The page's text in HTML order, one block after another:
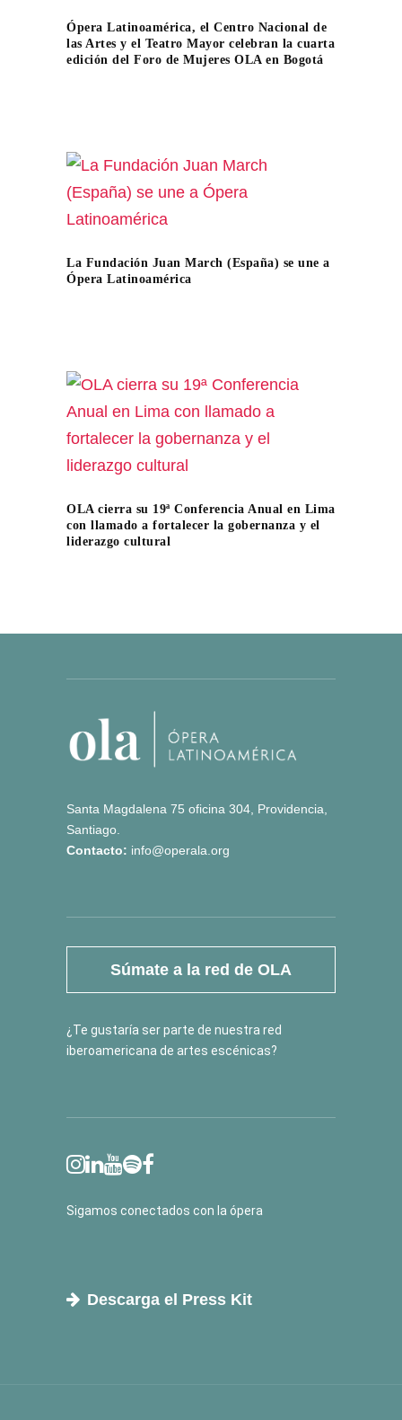
Ópera Latinoamérica, el Centro Nacional de
las Artes y el Teatro Mayor celebran la cuarta
edición del Foro de Mujeres OLA en Bogotá
La Fundación Juan March (España) se une a
Ópera Latinoamérica
OLA cierra su 19ª Conferencia Anual en Lima
con llamado a fortalecer la gobernanza y el
liderazgo cultural
Santa Magdalena 75 oficina 304, Providencia,
Santiago.
Contacto: info@operala.org
Súmate a la red de OLA
¿Te gustaría ser parte de nuestra red
iberoamericana de artes escénicas?
Sigamos conectados con la ópera
Descarga el Press Kit